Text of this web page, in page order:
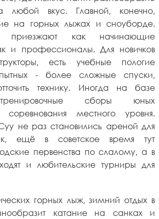
любой вкус. Главной, конечно,
на горных лыжах и сноуборде.
как начинающие
и профессионалы. Для новичков
есть учебные пологие
- более сложные спуски,
технику. Иногда на базе
сборы юных
соревнования местного уровня.
не раз становились ареной для
ещё в советское время тут
первенства по слалому, а в
и любительские турниры для
горных лыж, зимний отдых в
катание на санках и